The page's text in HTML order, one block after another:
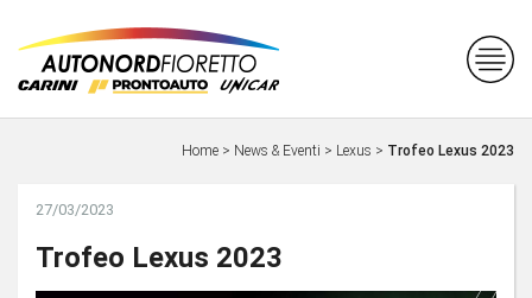
Home > News & Eventi > Lexus > Trofeo Lexus 2023
27/03/2023
Trofeo Lexus 2023